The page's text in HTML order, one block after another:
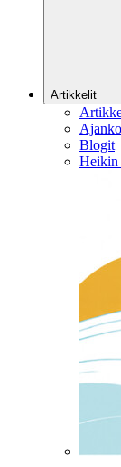
Artikkelit
Blogit
Heikin